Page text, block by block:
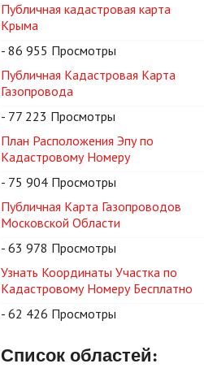
Публичная кадастровая карта
Крыма
- 86 955 Просмотры
Публичная Кадастровая Карта
Газопровода
- 77 223 Просмотры
План Расположения Эпу по
Кадастровому Номеру
- 75 904 Просмотры
Публичная Карта Газопроводов
Московской Области
- 63 978 Просмотры
Узнать Координаты Участка по
Кадастровому Номеру Бесплатно
- 62 426 Просмотры
Список областей: